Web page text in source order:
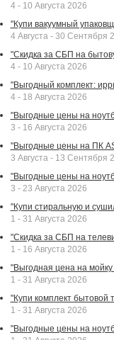
4 - 10 Августа 2026
"Купи вакуумный
4 Августа - 30 Сентября
"Скидка за СБП на
4 - 10 Августа 2026
"Выгодный комплект:
4 - 18 Августа 2026
"Выгодные цены на
3 - 16 Августа 2026
"Выгодные цены на ПК
3 Августа - 13 Сентября
"Выгодные цены на
3 - 23 Августа 2026
"Купи стиральную и
1 - 31 Августа 2026
"Скидка за СБП на
1 - 16 Августа 2026
"Выгодная цена на
1 - 31 Августа 2026
"Купи комплект бытовой
1 - 31 Августа 2026
"Выгодные цены на